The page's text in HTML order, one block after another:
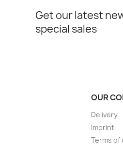
Get our latest
special sales
OUR
Delivery
Imprint
Terms of